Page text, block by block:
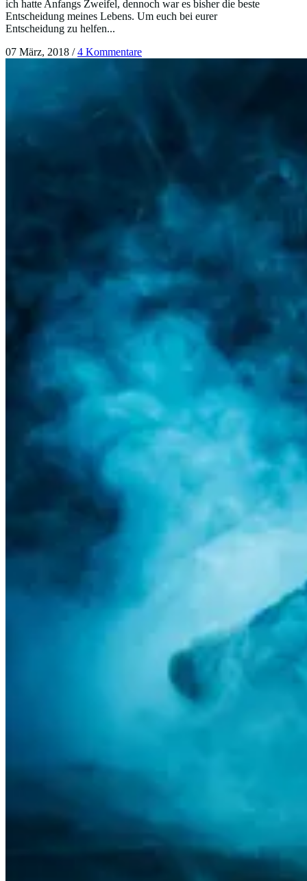
ich hatte Anfangs Zweifel, dennoch war es bisher die beste
Entscheidung meines Lebens. Um euch bei eurer
Entscheidung zu helfen...
07 März, 2018 /4 Kommentare